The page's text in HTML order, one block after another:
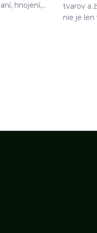
hnojení,...
tvarov a
nie je len